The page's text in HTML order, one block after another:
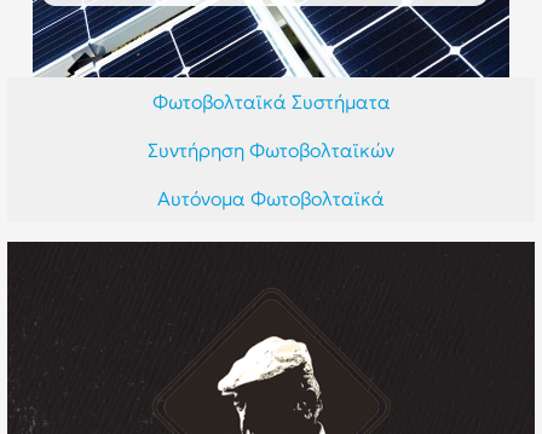
Φωτοβολταϊκά Συστήματα
Συντήρηση Φωτοβολταϊκών
Αυτόνομα Φωτοβολταϊκά